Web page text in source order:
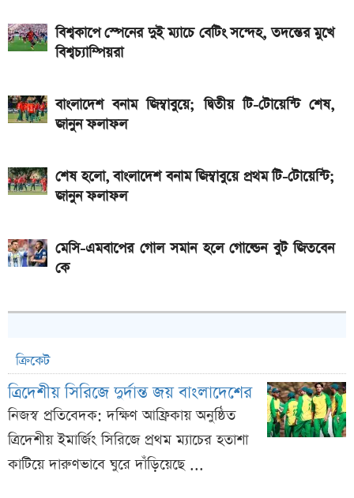
বিশ্বকাপে স্পেনের দুই ম্যাচে বেটিং সন্দেহ, তদন্তের মুখে
বিশ্বচ্যাম্পিয়রা
বাংলাদেশ বনাম জিম্বাবুয়ে; দ্বিতীয় টি-টোয়েন্টি শেষ,
জানুন ফলাফল
শেষ হলো, বাংলাদেশ বনাম জিম্বাবুয়ে প্রথম টি-টোয়েন্টি;
জানুন ফলাফল
মেসি-এমবাপের গোল সমান হলে গোল্ডেন বুট জিতবেন
কে
ক্রিকেট
ত্রিদেশীয় সিরিজে দুর্দান্ত জয় বাংলাদেশের
নিজস্ব প্রতিবেদক: দক্ষিণ আফ্রিকায় অনুষ্ঠিত
ত্রিদেশীয় ইমার্জিং সিরিজে প্রথম ম্যাচের হতাশা
কাটিয়ে দারুণভাবে ঘুরে দাঁড়িয়েছে ...